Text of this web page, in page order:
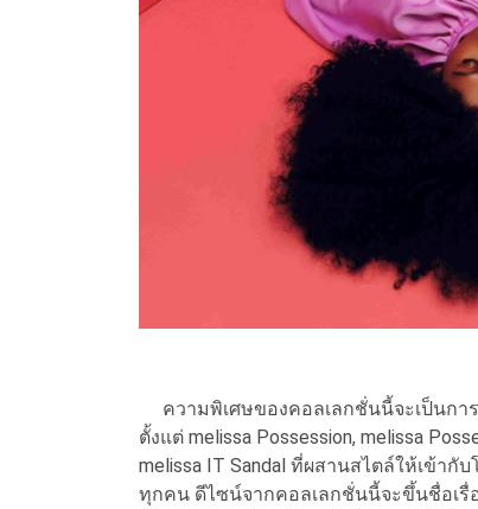
ความพิเศษของคอลเลกชั่นนี้จะเป็นการ
ตั้งแต่ melissa Possession, melissa
melissa IT Sandal ที่ผสานสไตล์ให้เข้ากั
ทุกคน ดีไซน์จากคอลเลกชั่นนี้จะขึ้นชื่อเรื่